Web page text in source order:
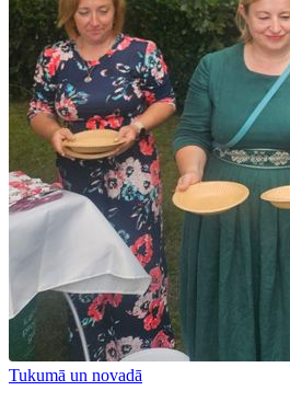
Tukumā un novadā